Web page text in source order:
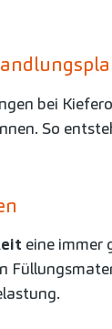
bei
So
eine immer